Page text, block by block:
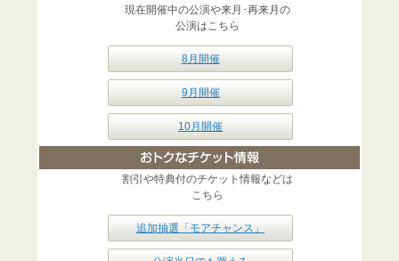
現在開催中の公演や来月･再来月の
公演はこちら
8月開催
9月開催
10月開催
割引や特典付のチケット情報などは
こちら
追加抽選「モアチャンス」